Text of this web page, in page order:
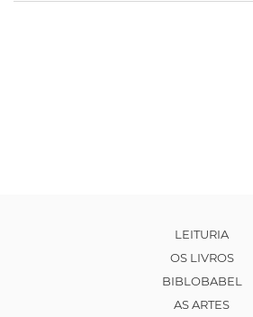
LEITURIA
OS LIVROS
BIBLOBABEL
AS ARTES